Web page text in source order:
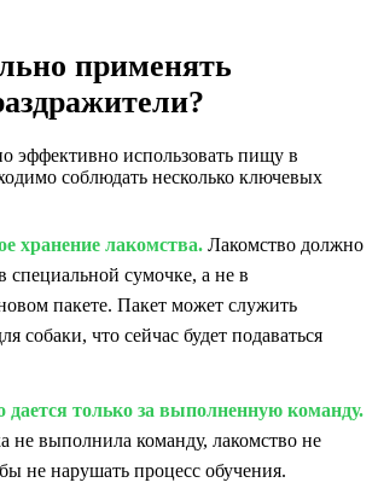
применять
эффективно использовать пищу в
соблюдать несколько ключевых
хранение лакомства. Лакомство должно
специальной сумочке, а не в
пакете. Пакет может служить
собаки, что сейчас будет подаваться
дается только за выполненную команду.
не выполнила команду, лакомство не
не нарушать процесс обучения.